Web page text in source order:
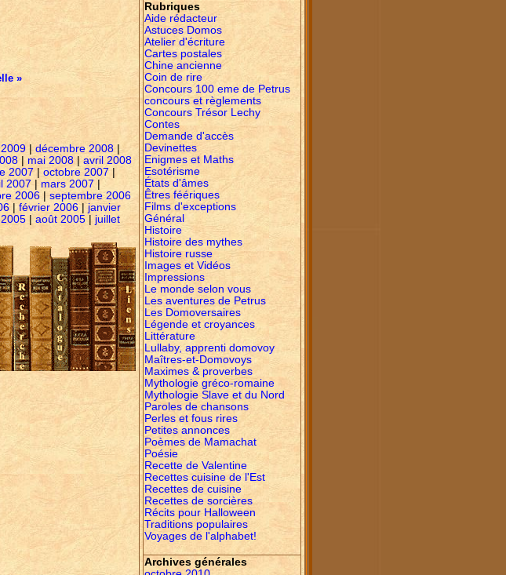
»
| décembre 2008 |
| mai 2008 | avril 2008
2007| octobre 2007 |
2007 | mars 2007 |
2006 |septembre 2006
|février 2006 |janvier
| août 2005 | juillet
Rubriques
Aide rédacteur
Astuces Domos
Atelier d'écriture
Cartes postales
Chine ancienne
Coin de rire
Concours 100 eme de Petrus
concours et règlements
Concours Trésor Lechy
Contes
Demande d'accès
Devinettes
Enigmes et Maths
Esotérisme
États d'âmes
Êtres féériques
Films d'exceptions
Général
Histoire
Histoire des mythes
Histoire russe
Images et Vidéos
Impressions
Le monde selon vous
Les aventures de Petrus
Les Domoversaires
Légende et croyances
Littérature
Lullaby, apprenti domovoy
Maîtres-et-Domovoys
Maximes & proverbes
Mythologie gréco-romaine
Mythologie Slave et du Nord
Paroles de chansons
Perles et fous rires
Petites annonces
Poèmes de Mamachat
Poésie
Recette de Valentine
Recettes cuisine de l'Est
Recettes de cuisine
Recettes de sorcières
Récits pour Halloween
Traditions populaires
Voyages de l'alphabet!
Archives générales